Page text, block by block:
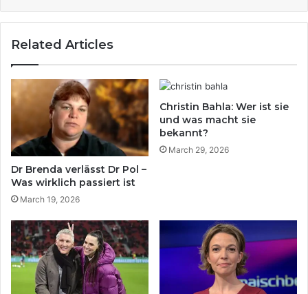
Related Articles
Dr Brenda verlässt Dr Pol –
Was wirklich passiert ist
March 19, 2026
Christin Bahla: Wer ist sie
und was macht sie
bekannt?
March 29, 2026